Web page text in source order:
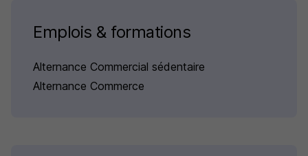
Emplois & formations
Alternance Commercial sédentaire
Alternance Commerce